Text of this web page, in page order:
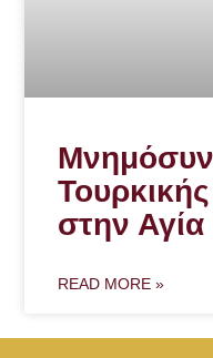
στην
READ MORE »